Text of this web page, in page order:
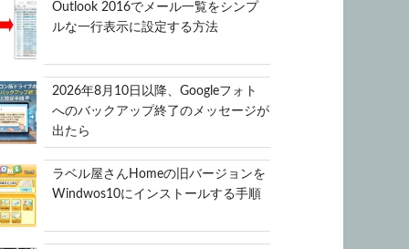
Outlook 2016でメール一覧をシンプ
ルな一行表示に設定する方法
2026年8月10日以降、Googleフォト
へのバックアップ終了のメッセージが
出たら
ラベル屋さんHomeの旧バージョンを
Windwos10にインストールする手順